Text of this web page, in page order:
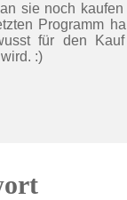
sie noch
Programm
für den
:)